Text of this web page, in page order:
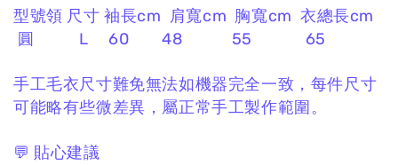
型號領 尺寸 袖長cm 肩寬cm 胸寬cm 衣總長cm
圓 L 60 48 55 65
手工毛衣尺寸難免無法如機器完全一致， 每件尺寸
可能略有些微差異， 屬正常手工製作範圍。
💬 貼心建議